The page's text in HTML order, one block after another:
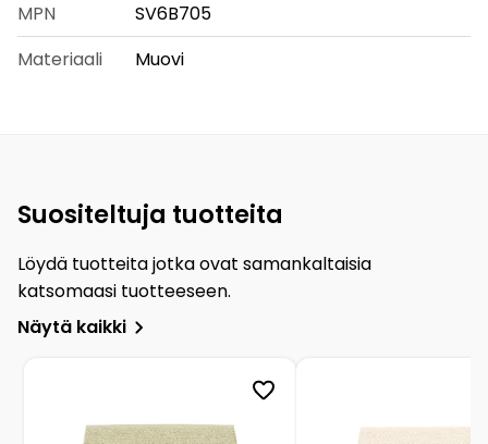
MPN
SV6B705
Materiaali
Muovi
Suositeltuja tuotteita
Löydä tuotteita jotka ovat samankaltaisia
katsomaasi tuotteeseen.
Näytä kaikki